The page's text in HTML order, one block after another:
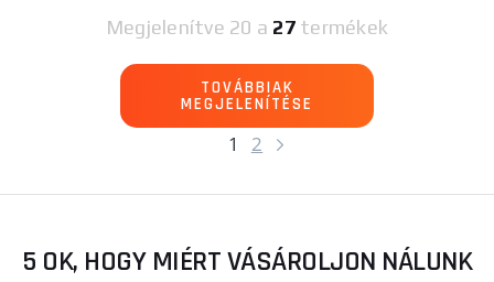
1 2
Megjelenítve 20 a 27termékek
TOVÁBBIAK
MEGJELENÍTÉSE
5 OK, HOGY MIÉRT VÁSÁROLJON NÁLUNK